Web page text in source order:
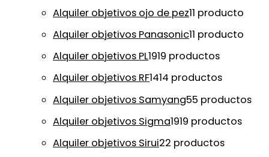
Alquiler objetivos ojo de pez11 producto
Alquiler objetivos Panasonic11 producto
Alquiler objetivos PL1919 productos
Alquiler objetivos RF1414 productos
Alquiler objetivos Samyang55 productos
Alquiler objetivos Sigma1919 productos
Alquiler objetivos Sirui22 productos